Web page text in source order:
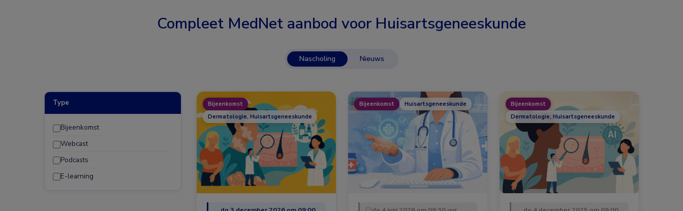
Compleet MedNet aanbod voor Huisartsgeneeskunde
Nascholing Nieuws
Type
Bijeenkomst
Webcast
Podcasts
E-learning
Bijeenkomst
Dermatologie, Huisartsgeneeskunde
Bijeenkomst Huisartsgeneeskunde
Bijeenkomst
Dermatologie, Huisartsgeneeskunde